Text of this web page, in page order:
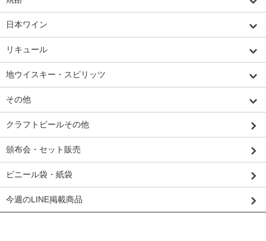
日本ワイン
リキュール
地ウイスキー・スピリッツ
その他
クラフトビールその他
頒布会・セット販売
ビニール袋・紙袋
今週のLINE掲載商品